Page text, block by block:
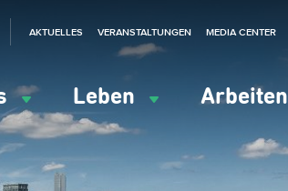
Leben Arbeiten
AKTUELLES VERANSTALTUNGEN MEDIA CENTER